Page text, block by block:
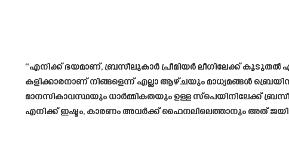
“എനിക്ക് ഭയമാണ്, ബ്രസീലുകാർ പ്രീമിയർ ലീഗിലേക്ക്
കളിക്കാരനാണ് നിങ്ങളെന്ന് എല്ലാ ആഴ്ചയും മാധ്യമങ്ങൾ
മാനസികാവസ്ഥയും ധാർമ്മികതയും ഉള്ള സ്പെയിനിലേക്ക്
എനിക്ക് ഇഷ്ടം, കാരണം അവർക്ക് ഫൈനലിലെത്താനും അത്